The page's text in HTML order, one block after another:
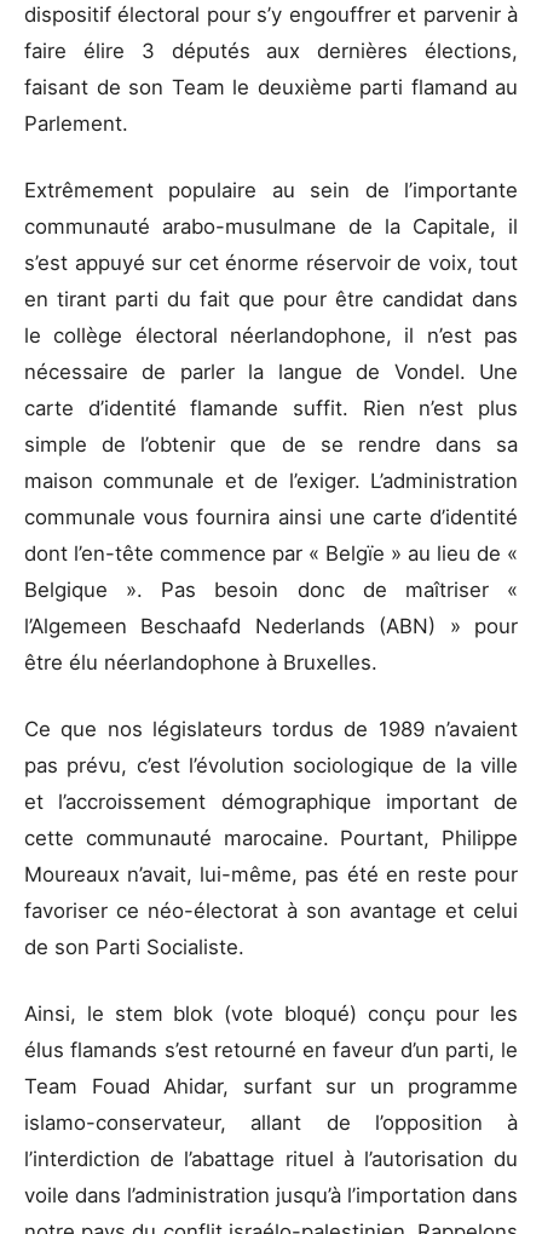
dispositif électoral pour s’y engouffrer et parvenir à
faire élire 3 députés aux dernières élections,
faisant de son Team le deuxième parti flamand au
Parlement.
Extrêmement populaire au sein de l’importante
communauté arabo-musulmane de la Capitale, il
s’est appuyé sur cet énorme réservoir de voix, tout
en tirant parti du fait que pour être candidat dans
le collège électoral néerlandophone, il n’est pas
nécessaire de parler la langue de Vondel. Une
carte d’identité flamande suffit. Rien n’est plus
simple de l’obtenir que de se rendre dans sa
maison communale et de l’exiger. L’administration
communale vous fournira ainsi une carte d’identité
dont l’en-tête commence par « Belgïe » au lieu de «
Belgique ». Pas besoin donc de maîtriser «
l’Algemeen Beschaafd Nederlands (ABN) » pour
être élu néerlandophone à Bruxelles.
Ce que nos législateurs tordus de 1989 n’avaient
pas prévu, c’est l’évolution sociologique de la ville
et l’accroissement démographique important de
cette communauté marocaine. Pourtant, Philippe
Moureaux n’avait, lui-même, pas été en reste pour
favoriser ce néo-électorat à son avantage et celui
de son Parti Socialiste.
Ainsi, le stem blok (vote bloqué) conçu pour les
élus flamands s’est retourné en faveur d’un parti, le
Team Fouad Ahidar, surfant sur un programme
islamo-conservateur, allant de l’opposition à
l’interdiction de l’abattage rituel à l’autorisation du
voile dans l’administration jusqu’à l’importation dans